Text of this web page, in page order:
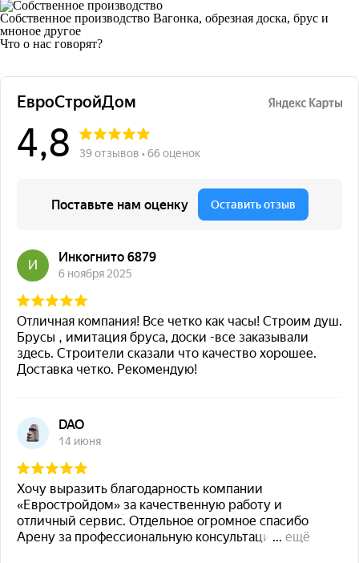
Собственное производство Вагонка, обрезная доска, брус и
мноное другое
Что о нас говорят?